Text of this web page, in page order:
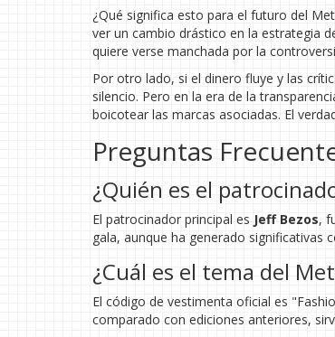
¿Qué significa esto para el futuro del
ver un cambio drástico en la estrategia
quiere verse manchada por la
Por otro lado, si el dinero fluye y las
silencio. Pero en la era de la
boicotear las marcas asociadas. El
Preguntas
¿Quién es el
El patrocinador principal es Jeff Bezos,
gala, aunque ha generado significativas
¿Cuál es el tema del
El código de vestimenta oficial es
comparado con ediciones anteriores,